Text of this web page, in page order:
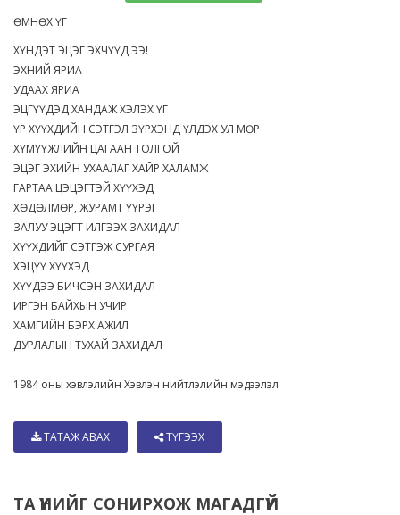
ӨМНӨХ ҮГ
ХҮНДЭТ ЭЦЭГ ЭХЧҮҮД ЭЭ!
ЭХНИЙ ЯРИА
УДААХ ЯРИА
ЭЦГҮҮДЭД ХАНДАЖ ХЭЛЭХ ҮГ
ҮР ХҮҮХДИЙН СЭТГЭЛ ЗҮРХЭНД ҮЛДЭХ УЛ МӨР
ХҮМҮҮЖЛИЙН ЦАГААН ТОЛГОЙ
ЭЦЭГ ЭХИЙН УХААЛАГ ХАЙР ХАЛАМЖ
ГАРТАА ЦЭЦЭГТЭЙ ХҮҮХЭД
ХӨДӨЛМӨР, ЖУРАМТ ҮҮРЭГ
ЗАЛУУ ЭЦЭГТ ИЛГЭЭХ ЗАХИДАЛ
ХҮҮХДИЙГ СЭТГЭЖ СУРГАЯ
ХЭЦҮҮ ХҮҮХЭД
ХҮҮДЭЭ БИЧСЭН ЗАХИДАЛ
ИРГЭН БАЙХЫН УЧИР
ХАМГИЙН БЭРХ АЖИЛ
ДУРЛАЛЫН ТУХАЙ ЗАХИДАЛ
1984 оны хэвлэлийн Хэвлэн нийтлэлийн мэдээлэл
ТАТАЖ АВАХ ТҮГЭЭХ
ТА ҮҮНИЙГ СОНИРХОЖ МАГАДГҮЙ